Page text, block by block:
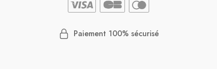
Paiement 100% sécurisé